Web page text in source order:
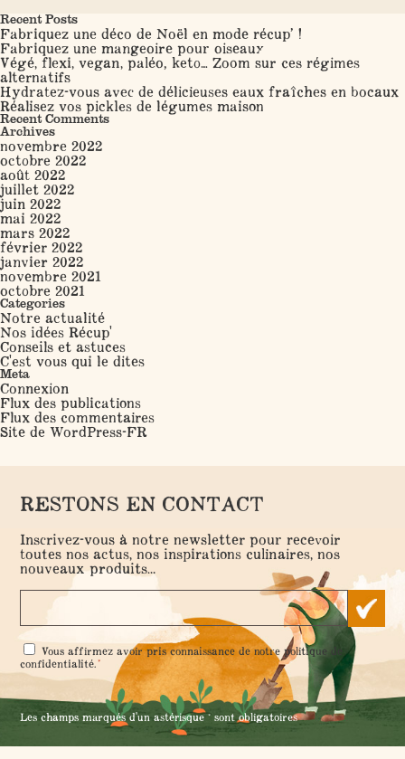
Recent Posts
Fabriquez une déco de Noël en mode récup’ !
Fabriquez une mangeoire pour oiseaux
Végé, flexi, vegan, paléo, keto… Zoom sur ces régimes
alternatifs
Hydratez-vous avec de délicieuses eaux fraîches en bocaux
Réalisez vos pickles de légumes maison
Recent Comments
Archives
novembre 2022
octobre 2022
août 2022
juillet 2022
juin 2022
mai 2022
mars 2022
février 2022
janvier 2022
novembre 2021
octobre 2021
Categories
Notre actualité
Nos idées Récup'
Conseils et astuces
C'est vous qui le dites
Meta
Connexion
Flux des publications
Flux des commentaires
Site de WordPress-FR
RESTONS EN CONTACT
Inscrivez-vous à notre newsletter pour recevoir
toutes nos actus, nos inspirations culinaires, nos
nouveaux produits...
RGPD
*
Vous affirmez avoir pris connaissance de notrepolitique de
confidentialité.*
Les champs marqués d'un astérisque * sont obligatoires